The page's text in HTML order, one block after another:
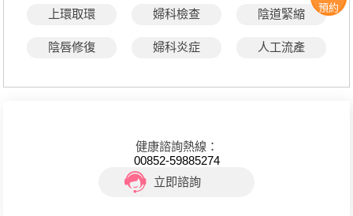
上環取環 婦科檢查 陰道緊縮
陰唇修復 婦科炎症 人工流產
健康諮詢熱線：
00852-59885274
立即諮詢
預約